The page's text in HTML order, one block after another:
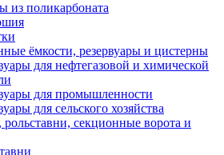
из поликарбоната
ёмкости, резервуары и цистерны
для нефтегазовой и химической
для промышленности
для сельского хозяйства
рольставни, секционные ворота и